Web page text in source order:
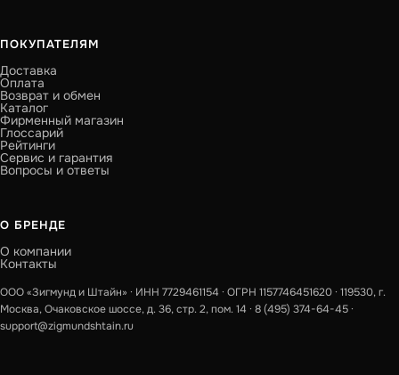
ПОКУПАТЕЛЯМ
Доставка
Оплата
Возврат и обмен
Каталог
Фирменный магазин
Глоссарий
Рейтинги
Сервис и гарантия
Вопросы и ответы
О БРЕНДЕ
О компании
Контакты
ООО «Зигмунд и Штайн» · ИНН 7729461154 · ОГРН 1157746451620 · 119530, г.
Москва, Очаковское шоссе, д. 36, стр. 2, пом. 14 · 8 (495) 374-64-45 ·
support@zigmundshtain.ru